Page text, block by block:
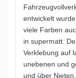
entwickelt
viele Farben
in supermatt.
Verklebung auf
unebenen und
und über